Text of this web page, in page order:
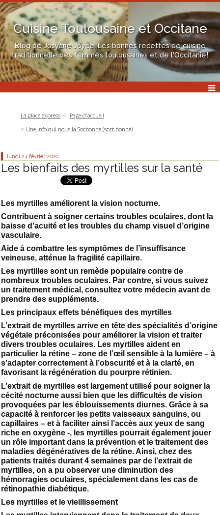
Cuisine Toulousaine et Occitane
Blog de Josyane Joyce: Les bonnes recettes de cuisine
traditionnelle des femmes toulousaines et de l'Occitanie!
La glace express
Page d'accueil
Une info qui nous la Sorbonne (sort bonne)
lundi 24 février 2020
Les bienfaits des myrtilles sur la santé
Les myrtilles améliorent la vision nocturne.
Contribuent à soigner certains troubles oculaires, dont la
baisse d’acuité et les troubles du champ visuel d’origine
vasculaire.
Aide à combattre les symptômes de l’insuffisance
veineuse, atténue la fragilité capillaire.
Les myrtilles sont un remède populaire contre de
nombreux troubles oculaires. Par contre, si vous suivez
un traitement médical, consultez votre médecin avant de
prendre des suppléments.
Les principaux effets bénéfiques des myrtilles
L’extrait de myrtilles arrive en tête des spécialités d’origine
végétale préconisées pour améliorer la vision et traiter
divers troubles oculaires. Les myrtilles aident en
particulier la rétine – zone de l’œil sensible à la lumière – à
s’adapter correctement à l’obscurité et à la clarté, en
favorisant la régénération du pourpre rétinien.
L’extrait de myrtilles est largement utilisé pour soigner la
cécité nocturne aussi bien que les difficultés de vision
provoquées par les éblouissements diurnes. Grâce à sa
capacité à renforcer les petits vaisseaux sanguins, ou
capillaires – et à faciliter ainsi l’accès aux yeux de sang
riche en oxygène -, les myrtilles pourrait également jouer
un rôle important dans la prévention et le traitement des
maladies dégénératives de la rétine. Ainsi, chez des
patients traités durant 4 semaines par de l’extrait de
myrtilles, on a pu observer une diminution des
hémorragies oculaires, spécialement dans les cas de
rétinopathie diabétique.
Les myrtilles et le vieillissement